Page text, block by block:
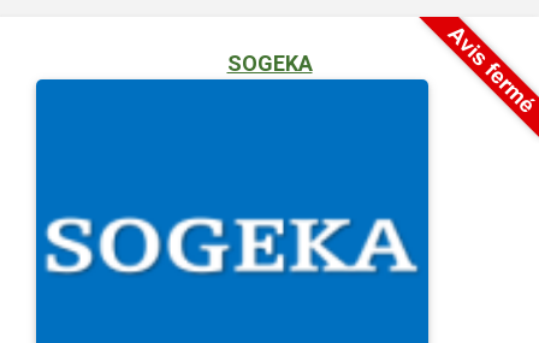
SOGEKA